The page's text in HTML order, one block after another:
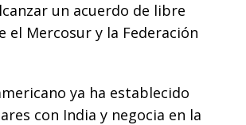
un acuerdo de libre
el Mercosur y la Federación
ya ha establecido
con India y negocia en la